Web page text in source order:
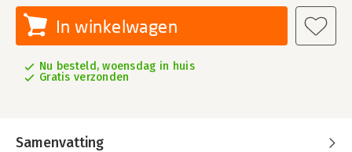
In winkelwagen
Nu besteld, woensdag in huis
Gratis verzonden
Samenvatting